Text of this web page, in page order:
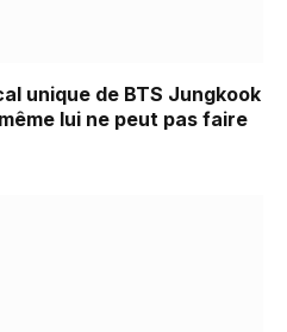
unique de BTS Jungkook
lui ne peut pas faire